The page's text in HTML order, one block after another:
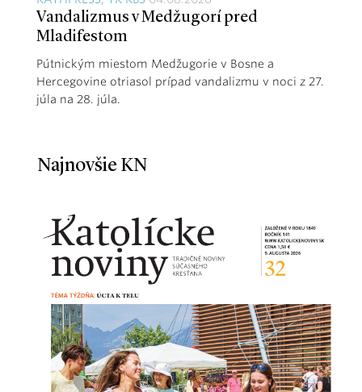
Vandalizmus v Medžugorí pred
Mladifestom
Pútnickým miestom Medžugorie v Bosne a
Hercegovine otriasol prípad vandalizmu v noci z 27.
júla na 28. júla.
Najnovšie KN